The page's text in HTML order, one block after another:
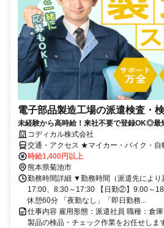
電子部品製造工場の派遣検査・
未経験から高時給！来社不要で登録OK◎最
コディカル株式会社
交通・アクセス ★マイカー・バイク・
敷地内に駐車場完備でラクラク通勤！
時給1,400円以上
熊本県菊池市
勤務時間詳細 ▼勤務時間（派遣先によ
17:00、8:30～17:30 【日勤②】9:00～
休憩60分 「夜勤なし」「即日勤務...
仕事内容 雇用形態：派遣社員 職種：倉
製品の検品・チェック作業をお任せしま